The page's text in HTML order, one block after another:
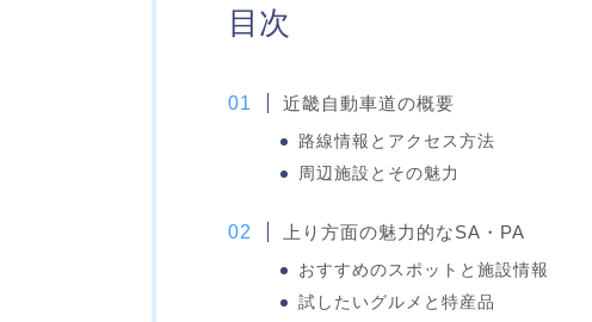
目次
近畿自動車道の概要
路線情報とアクセス方法
周辺施設とその魅力
上り方面の魅力的なSA・PA
おすすめのスポットと施設情報
試したいグルメと特産品